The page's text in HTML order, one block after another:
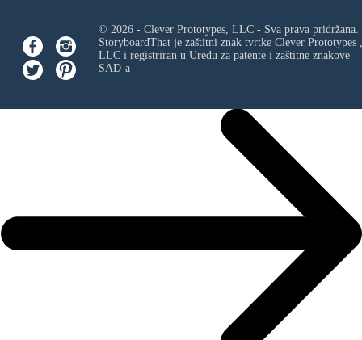
© 2026 - Clever Prototypes, LLC - Sva prava pridržana.
StoryboardThat je zaštitni znak tvrtke Clever Prototypes ,
LLCi registriran u Uredu za patente i zaštitne znakove
SAD-a